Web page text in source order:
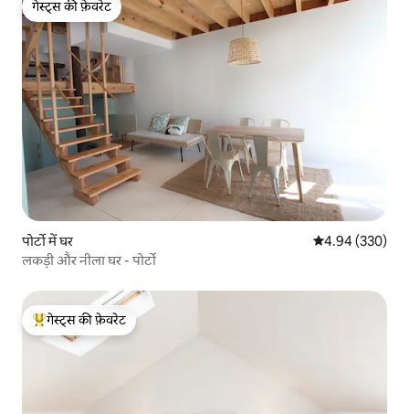
गेस्ट्स की फ़ेवरेट
गेस्ट्स की फ़ेवरेट
पोर्टो में घर औसत रेटिंग 5 में से
4.94 (330)
लकड़ी और नीला घर - पोर्टो
गेस्ट्स का टॉप फ़ेवरेट
गेस्ट्स की फ़ेवरेट